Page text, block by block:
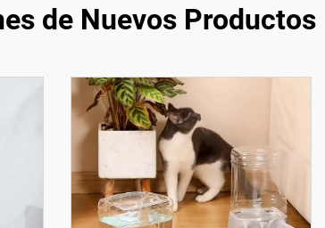
de Nuevos Productos